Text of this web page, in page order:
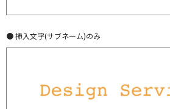
● 挿入文字(サブネーム)のみ